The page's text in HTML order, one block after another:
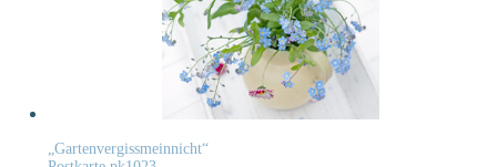
„Gartenvergissmeinnicht“